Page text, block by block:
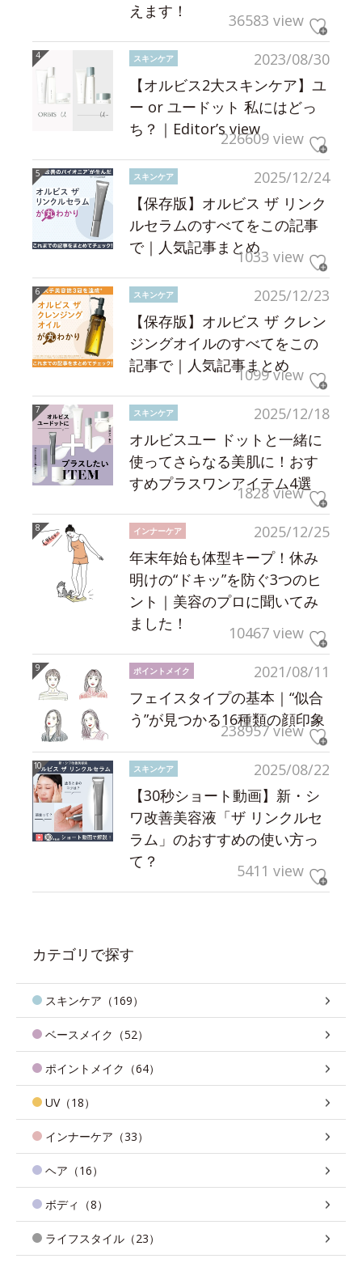
えます！
36583 view
2023/08/30
スキンケア
【オルビス2大スキンケア】ユ
ー or ユードット 私にはどっ
ち？｜Editor’s view226609 view
2025/12/24
スキンケア
【保存版】オルビス ザ リンク
ルセラムのすべてをこの記事
で｜人気記事まとめ1033 view
2025/12/23
スキンケア
【保存版】オルビス ザ クレン
ジングオイルのすべてをこの
記事で｜人気記事まとめ
1099 view
2025/12/18
スキンケア
オルビスユー ドットと一緒に
使ってさらなる美肌に！おす
すめプラスワンアイテム4選
1828 view
2025/12/25
インナーケア
年末年始も体型キープ！休み
明けの“ドキッ”を防ぐ3つのヒ
ント｜美容のプロに聞いてみ
ました！
10467 view
2021/08/11
ポイントメイク
フェイスタイプの基本｜“似合
う”が見つかる16種類の顔印象
238957 view
2025/08/22
スキンケア
【30秒ショート動画】新・シ
ワ改善美容液「ザ リンクルセ
ラム」のおすすめの使い方っ
て？
5411 view
カテゴリで探す
スキンケア（169）
ベースメイク（52）
ポイントメイク（64）
UV（18）
インナーケア（33）
ヘア（16）
ボディ（8）
ライフスタイル（23）